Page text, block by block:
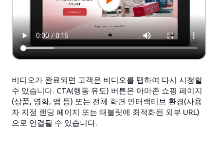
비디오가 완료되면 고객은 비디오를 탭하여 다시 시청할
수 있습니다. CTA(행동 유도) 버튼은 아마존 쇼핑 페이지
(상품, 영화, 앱 등) 또는 전체 화면 인터랙티브 환경(사용
자 지정 랜딩 페이지 또는 태블릿에 최적화된 외부 URL)
으로 연결될 수 있습니다.